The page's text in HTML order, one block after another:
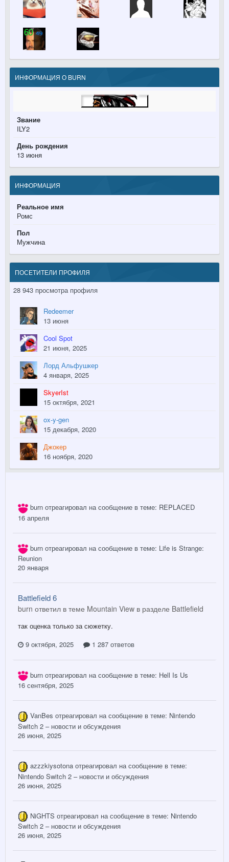
ИНФОРМАЦИЯ О BURN
Звание
ILY2
День рождения
13 июня
ИНФОРМАЦИЯ
Реальное имя
Ромс
Пол
Мужчина
ПОСЕТИТЕЛИ ПРОФИЛЯ
28 943 просмотра профиля
Redeemer
13 июня
Cool Spot
21 июня, 2025
Лорд Альфушкер
4 января, 2025
SkyerIst
15 октября, 2021
ox-y-gen
15 декабря, 2020
Джокер
16 ноября, 2020
burn отреагировал на сообщение в теме: REPLACED
16 апреля
burn отреагировал на сообщение в теме: Life is Strange:
Reunion
20 января
Battlefield 6
burn ответил в теме Mountain View в разделе Battlefield
так оценка только за сюжетку.
9 октября, 2025
1 287 ответов
burn отреагировал на сообщение в теме: Hell Is Us
16 сентября, 2025
VanBes отреагировал на сообщение в теме: Nintendo
Switch 2 – новости и обсуждения
26 июня, 2025
azzzkiysotona отреагировал на сообщение в теме:
Nintendo Switch 2 – новости и обсуждения
26 июня, 2025
NiGHTS отреагировал на сообщение в теме: Nintendo
Switch 2 – новости и обсуждения
26 июня, 2025